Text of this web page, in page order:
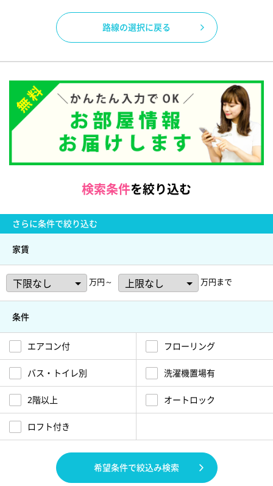
路線の選択に戻る
検索条件を絞り込む
さらに条件で絞り込む
家賃
万円～ 万円まで
条件
エアコン付 フローリング
バス・トイレ別 洗濯機置場有
2階以上 オートロック
ロフト付き
希望条件で絞込み検索